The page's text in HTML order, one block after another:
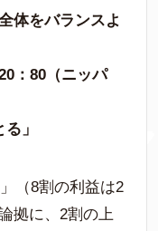
体をバランスよ
：80（ニッパ
」
（8割の利益は2
拠に、2割の上